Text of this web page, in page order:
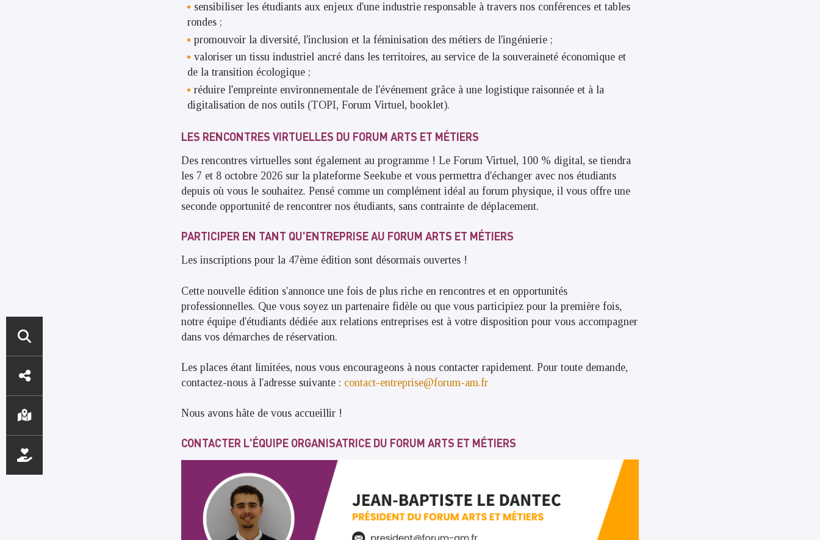
ACCÈS
DIRECTS
sensibiliser les étudiants aux enjeux d'une industrie responsable à travers nos conférences et tables
rondes ;
promouvoir la diversité, l'inclusion et la féminisation des métiers de l'ingénierie ;
valoriser un tissu industriel ancré dans les territoires, au service de la souveraineté économique et
de la transition écologique ;
réduire l'empreinte environnementale de l'événement grâce à une logistique raisonnée et à la
digitalisation de nos outils (TOPI, Forum Virtuel, booklet).
LES RENCONTRES VIRTUELLES DU FORUM ARTS ET MÉTIERS
Des rencontres virtuelles sont également au programme ! Le Forum Virtuel, 100 % digital, se tiendra
les 7 et 8 octobre 2026 sur la plateforme Seekube et vous permettra d'échanger avec nos étudiants
depuis où vous le souhaitez. Pensé comme un complément idéal au forum physique, il vous offre une
seconde opportunité de rencontrer nos étudiants, sans contrainte de déplacement.
PARTICIPER EN TANT QU'ENTREPRISE AU FORUM ARTS ET MÉTIERS
Les inscriptions pour la 47ème édition sont désormais ouvertes !
Cette nouvelle édition s'annonce une fois de plus riche en rencontres et en opportunités
professionnelles. Que vous soyez un partenaire fidèle ou que vous participiez pour la première fois,
notre équipe d'étudiants dédiée aux relations entreprises est à votre disposition pour vous accompagner
dans vos démarches de réservation.
Les places étant limitées, nous vous encourageons à nous contacter rapidement. Pour toute demande,
contactez-nous à l'adresse suivante : contact-entreprise@forum-am.fr
Nous avons hâte de vous accueillir !
CONTACTER L'ÉQUIPE ORGANISATRICE DU FORUM ARTS ET MÉTIERS